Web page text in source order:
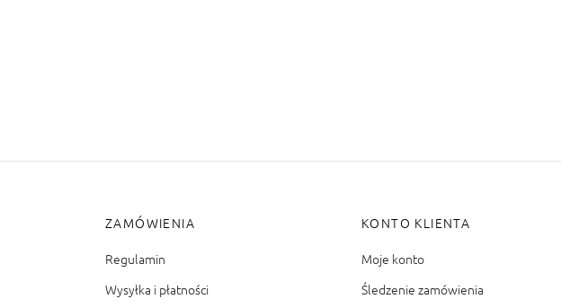
ZAMÓWIENIA
Regulamin
Wysyłka i płatności
KONTO KLIENTA
Moje konto
Śledzenie zamówienia